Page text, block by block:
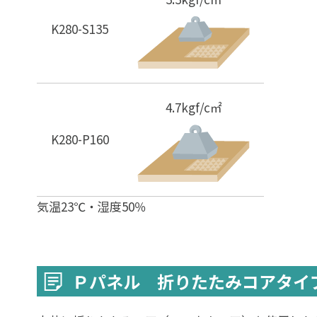
K280-S135
K280-P160
4.7kgf/c㎡
気温23℃・湿度50％
Ｐパネル 折りたたみコアタイ